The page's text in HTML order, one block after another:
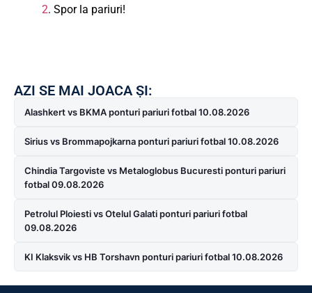
2. Spor la pariuri!
AZI SE MAI JOACA ȘI:
Alashkert vs BKMA ponturi pariuri fotbal 10.08.2026
Sirius vs Brommapojkarna ponturi pariuri fotbal 10.08.2026
Chindia Targoviste vs Metaloglobus Bucuresti ponturi pariuri
fotbal 09.08.2026
Petrolul Ploiesti vs Otelul Galati ponturi pariuri fotbal
09.08.2026
KI Klaksvik vs HB Torshavn ponturi pariuri fotbal 10.08.2026